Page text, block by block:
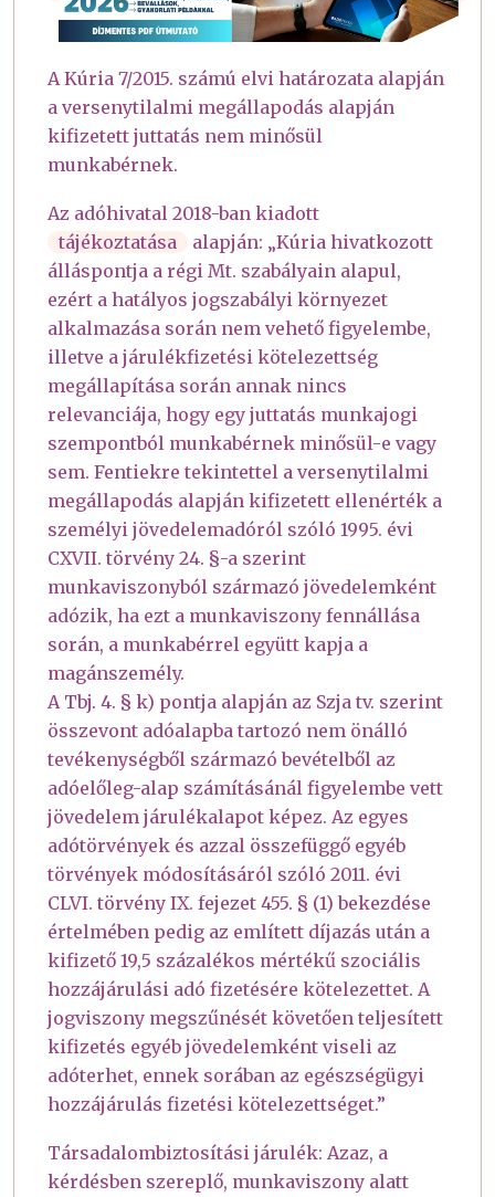
A Kúria 7/2015. számú elvi határozata alapján
a versenytilalmi megállapodás alapján
kifizetett juttatás nem minősül
munkabérnek.
Az adóhivatal 2018-ban kiadott
tájékoztatása
alapján: „Kúria hivatkozott
álláspontja a régi Mt. szabályain alapul,
ezért a hatályos jogszabályi környezet
alkalmazása során nem vehető figyelembe,
illetve a járulékfizetési kötelezettség
megállapítása során annak nincs
relevanciája, hogy egy juttatás munkajogi
szempontból munkabérnek minősül-e vagy
sem. Fentiekre tekintettel a versenytilalmi
megállapodás alapján kifizetett ellenérték a
személyi jövedelemadóról szóló 1995. évi
CXVII. törvény 24. §-a szerint
munkaviszonyból származó jövedelemként
adózik, ha ezt a munkaviszony fennállása
során, a munkabérrel együtt kapja a
magánszemély.
A Tbj. 4. § k) pontja alapján az Szja tv. szerint
összevont adóalapba tartozó nem önálló
tevékenységből származó bevételből az
adóelőleg-alap számításánál figyelembe vett
jövedelem járulékalapot képez. Az egyes
adótörvények és azzal összefüggő egyéb
törvények módosításáról szóló 2011. évi
CLVI. törvény IX. fejezet 455. § (1) bekezdése
értelmében pedig az említett díjazás után a
kifizető 19,5 százalékos mértékű szociális
hozzájárulási adó fizetésére kötelezettet. A
jogviszony megszűnését követően teljesített
kifizetés egyéb jövedelemként viseli az
adóterhet, ennek sorában az egészségügyi
hozzájárulás fizetési kötelezettséget.”
Társadalombiztosítási járulék: Azaz, a
kérdésben szereplő, munkaviszony alatt